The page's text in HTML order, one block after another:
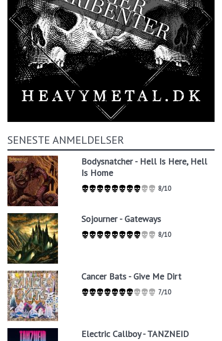
SENESTE ANMELDELSER
Bodysnatcher - Hell Is Here, Hell
Is Home
8/10
Sojourner - Gateways
8/10
Cancer Bats - Give Me Dirt
7/10
Electric Callboy - TANZNEID